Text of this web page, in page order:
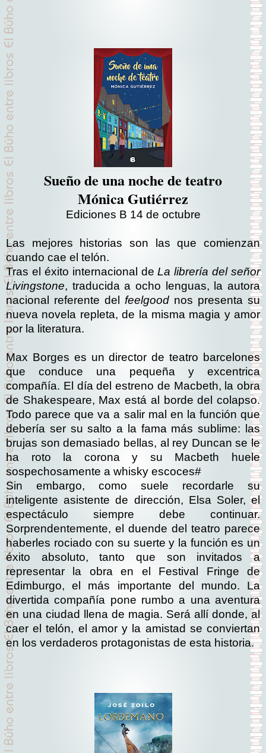
Sueño de una noche de teatro
Mónica Gutiérrez
Ediciones B 14 de octubre
Las mejores historias son las que comienzan
cuando cae el telón.
Tras el éxito internacional deLa librería del señor
Livingstone, traducida a ocho lenguas, la autora
nacional referente del feelgood nos presenta su
nueva novela repleta, de la misma magia y amor
por la literatura.
Max Borges es un director de teatro barcelones
que conduce una pequeña y excentrica
compañía. El día del estreno de Macbeth, la obra
de Shakespeare, Max está al borde del colapso.
Todo parece que va a salir mal en la función que
debería ser su salto a la fama más sublime: las
brujas son demasiado bellas, al rey Duncan se le
ha roto la corona y su Macbeth huele
sospechosamente a whisky escoces#
Sin embargo, como suele recordarle su
inteligente asistente de dirección, Elsa Soler, el
espectáculo siempre debe continuar.
Sorprendentemente, el duende del teatro parece
haberles rociado con su suerte y la función es un
éxito absoluto, tanto que son invitados a
representar la obra en el Festival Fringe de
Edimburgo, el más importante del mundo. La
divertida compañía pone rumbo a una aventura
en una ciudad llena de magia. Será allí donde, al
caer el telón, el amor y la amistad se conviertan
en los verdaderos protagonistas de esta historia.